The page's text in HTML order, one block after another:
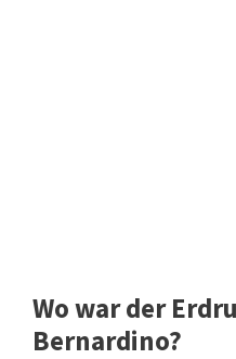
Wo war der
Bernardino?